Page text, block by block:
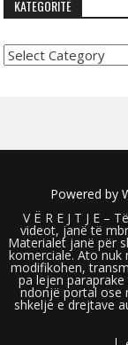
KATEGORITË
Kategoritë
Powered by
V Ë R E J T J E –
videot, janë të
Materialet janë për
komerciale. Ato nuk
modifikohen,
pa lejen
ndonjë portal ose
shkelje e drejtave